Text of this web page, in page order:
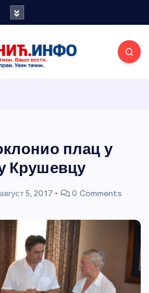
портал
плац у
Крушевцу
август 5, 2017 0 Comments